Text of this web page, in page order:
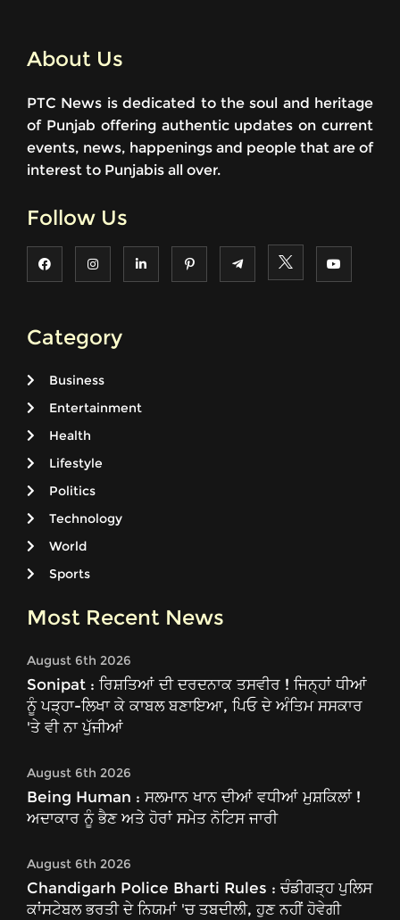
About Us
PTC News is dedicated to the soul and heritage
of Punjab offering authentic updates on current
events, news, happenings and people that are of
interest to Punjabis all over.
Follow Us
Category
Business
Entertainment
Health
Lifestyle
Politics
Technology
World
Sports
Most Recent News
August 6th 2026
Sonipat : ਰਿਸ਼ਤਿਆਂ ਦੀ ਦਰਦਨਾਕ ਤਸਵੀਰ ! ਜਿਨ੍ਹਾਂ ਧੀਆਂ
ਨੂੰ ਪੜ੍ਹਾ-ਲਿਖਾ ਕੇ ਕਾਬਲ ਬਣਾਇਆ, ਪਿਓ ਦੇ ਅੰਤਿਮ ਸਸਕਾਰ
'ਤੇ ਵੀ ਨਾ ਪੁੱਜੀਆਂ
August 6th 2026
Being Human : ਸਲਮਾਨ ਖਾਨ ਦੀਆਂ ਵਧੀਆਂ ਮੁਸ਼ਕਿਲਾਂ !
ਅਦਾਕਾਰ ਨੂੰ ਭੈਣ ਅਤੇ ਹੋਰਾਂ ਸਮੇਤ ਨੋਟਿਸ ਜਾਰੀ
August 6th 2026
Chandigarh Police Bharti Rules : ਚੰਡੀਗੜ੍ਹ ਪੁਲਿਸ
ਕਾਂਸਟੇਬਲ ਭਰਤੀ ਦੇ ਨਿਯਮਾਂ 'ਚ ਤਬਦੀਲੀ, ਹੁਣ ਨਹੀਂ ਹੋਵੇਗੀ